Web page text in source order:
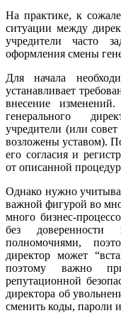
На практике, к
ситуации между
учредители часто
оформления смены
Для начала
устанавливает
внесение
генерального
учредители (или
возложены уставом).
его согласия и
от описанной
Однако нужно
важной фигурой во
много бизнес-
без
полномочиями,
директор может
поэтому важно
репутационной
директора об
сменить коды, пароли